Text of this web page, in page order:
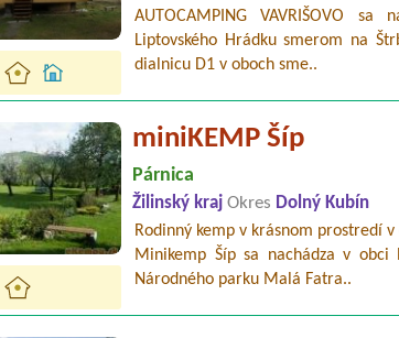
AUTOCAMPING VAVRIŠOVO
Liptovského Hrádku smerom na
dialnicu D1 v oboch sme..
miniKEMP Šíp
Párnica
Žilinský krajOkres Dolný Kubín
Rodinný kemp v krásnom prostredí
Minikemp Šíp sa nachádza v
Národného parku Malá Fatra..